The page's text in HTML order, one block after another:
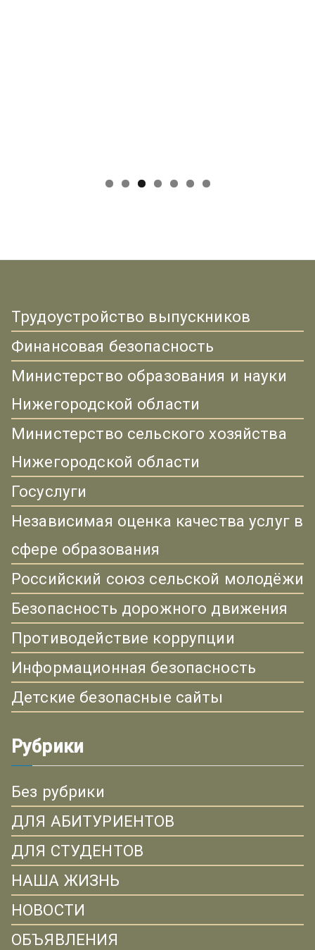
Трудоустройство выпускников
Финансовая безопасность
Министерство образования и науки
Нижегородской области
Министерство сельского хозяйства
Нижегородской области
Госуслуги
Независимая оценка качества услуг в
сфере образования
Российский союз сельской молодёжи
Безопасность дорожного движения
Противодействие коррупции
Информационная безопасность
Детские безопасные сайты
Рубрики
Без рубрики
ДЛЯ АБИТУРИЕНТОВ
ДЛЯ СТУДЕНТОВ
НАША ЖИЗНЬ
НОВОСТИ
ОБЪЯВЛЕНИЯ